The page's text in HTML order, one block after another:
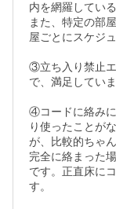
内を網羅してい
また、特定の部
屋ごとにスケジ
③立ち入り禁止
で、満足していま
④コードに絡み
り使ったことが
が、比較的ちゃ
完全に絡まった
です。正直床に
す。